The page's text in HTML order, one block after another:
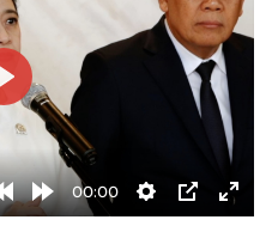
RewindForward
00:00
Settings
PIP
Play